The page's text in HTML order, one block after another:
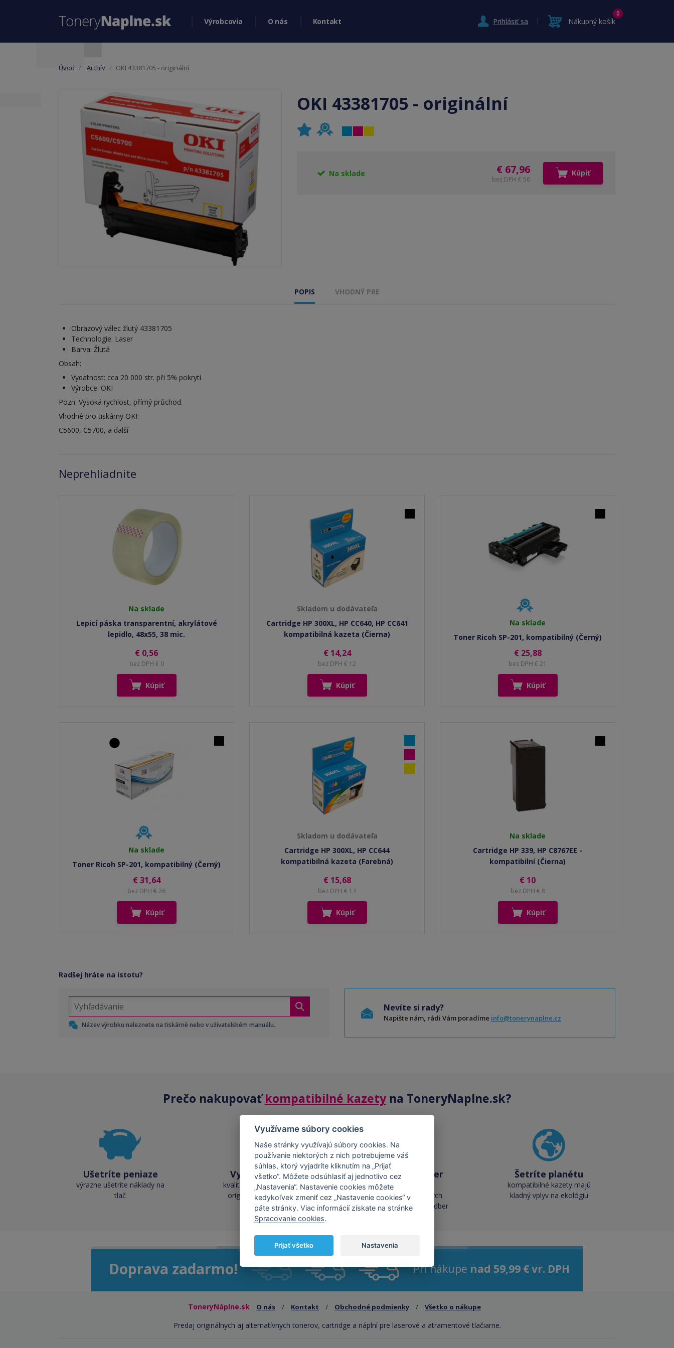
Výrobcovia O nás Kontakt Prihlásiť sa Nákupný košík
0
Úvod Archív OKI 43381705 - originální
OKI 43381705 - originální
Na sklade € 67,96
bez DPH € 56
Kúpiť
POPIS VHODNÝ PRE
Obrazový válec žlutý 43381705
Technologie: Laser
Barva: Žlutá
Obsah:
Vydatnost: cca 20 000 str. při 5% pokrytí
Výrobce: OKI
Pozn. Vysoká rychlost, přímý průchod.
Vhodné pro tiskárny OKI:
C5600, C5700, a další
Neprehliadnite
Na sklade
Lepicí páska transparentní, akrylátové
lepidlo, 48x55, 38 mic.
€ 0,56
bez DPH € 0
Kúpiť
Skladom u dodávateľa
Cartridge HP 300XL, HP CC640, HP CC641
kompatibilná kazeta (Čierna)
€ 14,24
bez DPH € 12
Kúpiť
Na sklade
Toner Ricoh SP-201, kompatibilný (Černý)
€ 25,88
bez DPH € 21
Kúpiť
Na sklade
Toner Ricoh SP-201, kompatibilný (Černý)
€ 31,64
bez DPH € 26
Kúpiť
Skladom u dodávateľa
Cartridge HP 300XL, HP CC644
kompatibilná kazeta (Farebná)
€ 15,68
bez DPH € 13
Kúpiť
Na sklade
Cartridge HP 339, HP C8767EE -
kompatibilní (Čierna)
€ 10
bez DPH € 8
Kúpiť
Radšej hráte na istotu?
Název výrobku naleznete na tiskárně nebo v uživatelském manuálu.
Nevíte si rady?
Napište nám, rádi Vám poradíme info@tonerynaplne.cz
Prečo nakupovaťkompatibilné kazetyna ToneryNaplne.sk?
Ušetríte peniaze
výrazne ušetríte náklady na
tlač
Vysoká kvalita
kvalita je porovnateľná s
originálnymi náplňami
Skladom takmer
všetko
cez 50 000 skladových
zásob pre okamžitý odber
Šetríte planétu
kompatibilné kazety majú
kladný vplyv na ekológiu
Doprava zadarmo! Pri nákupe nad 59,99 € vr. DPH
ToneryNáplne.sk O nás / Kontakt / Obchodné podmienky / Všetko o nákupe
Predaj originálnych aj alternatívnych tonerov, cartridge a náplní pre laserové a atramentové tlačiarne.
Využívame súbory cookies
Naše stránky využívajú súbory cookies. Na
používanie niektorých z nich potrebujeme váš
súhlas, ktorý vyjadríte kliknutím na „Prijať
všetko“. Môžete odsúhlasiť aj jednotlivo cez
„Nastavenia“. Nastavenie cookies môžete
kedykoľvek zmeniť cez „Nastavenie cookies“ v
päte stránky. Viac informácií získate na stránke
Spracovanie cookies.
Prijať všetko Nastavenia